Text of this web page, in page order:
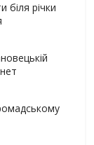
біля річки